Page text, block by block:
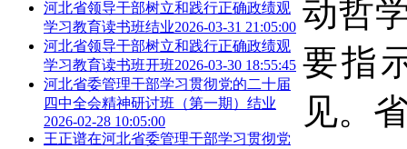
河北省领导干部树立和践行正确政绩观
学习教育读书班结业2026-03-31 21:05:00
河北省领导干部树立和践行正确政绩观
学习教育读书班开班2026-03-30 18:55:45
河北省委管理干部学习贯彻党的二十届
四中全会精神研讨班（第一期）结业
2026-02-28 10:05:00
王正谱在河北省委管理干部学习贯彻党
动哲
要指
见。